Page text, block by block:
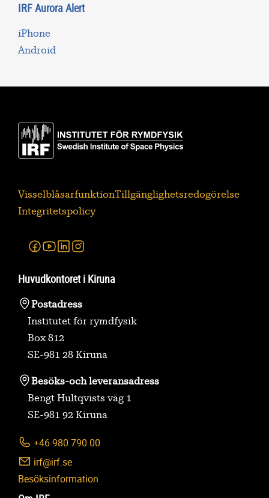
IRF Aurora Alert
iPhone
Android
VisselblåsarfunktionTillgänglighetsredogörelse
Integritetspolicy
Facebook
Youtube
Linkedin
Huvudkontoret i Kiruna
Postadress
Institutet för rymdfysik
Box 812
SE-981 28 Kiruna
Besöks-och leveransadress
Bengt Hultqvists väg 1
SE-981 92 Kiruna
+46 980 790 00
irf@irf.se
Besöksinformation